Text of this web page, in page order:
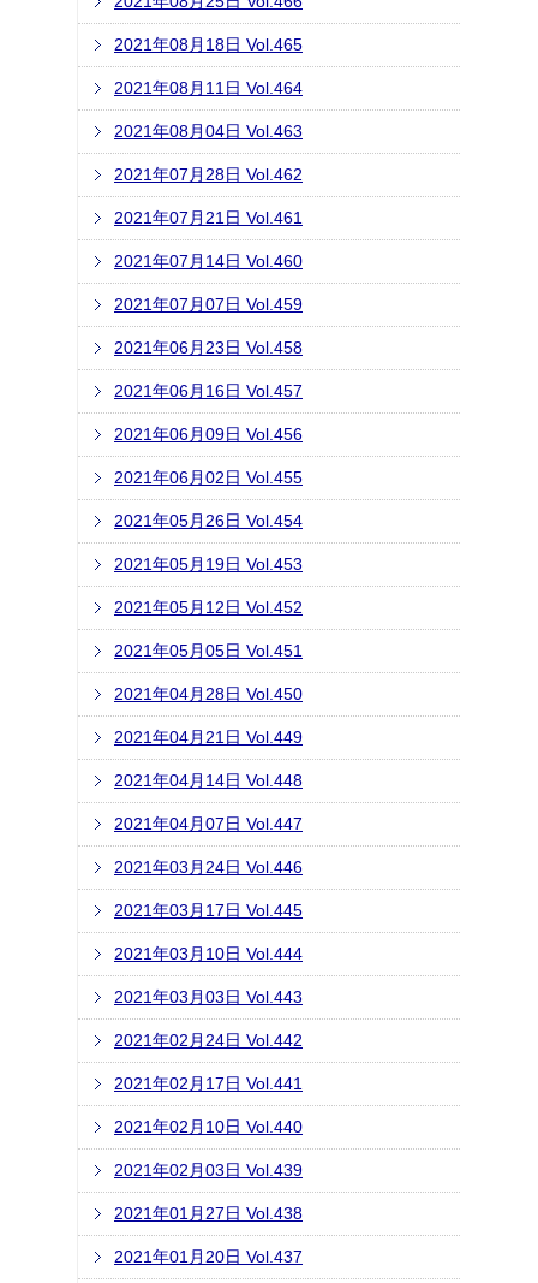
2021年08月18日 Vol.465
2021年08月11日 Vol.464
2021年08月04日 Vol.463
2021年07月28日 Vol.462
2021年07月21日 Vol.461
2021年07月14日 Vol.460
2021年07月07日 Vol.459
2021年06月23日 Vol.458
2021年06月16日 Vol.457
2021年06月09日 Vol.456
2021年06月02日 Vol.455
2021年05月26日 Vol.454
2021年05月19日 Vol.453
2021年05月12日 Vol.452
2021年05月05日 Vol.451
2021年04月28日 Vol.450
2021年04月21日 Vol.449
2021年04月14日 Vol.448
2021年04月07日 Vol.447
2021年03月24日 Vol.446
2021年03月17日 Vol.445
2021年03月10日 Vol.444
2021年03月03日 Vol.443
2021年02月24日 Vol.442
2021年02月17日 Vol.441
2021年02月10日 Vol.440
2021年02月03日 Vol.439
2021年01月27日 Vol.438
2021年01月20日 Vol.437